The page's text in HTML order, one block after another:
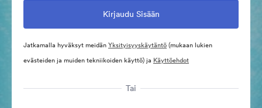
Jatkamalla hyväksyt meidänYksityisyyskäytäntö(mukaan lukien
evästeiden ja muiden tekniikoiden käyttö) ja Käyttöehdot
Tai